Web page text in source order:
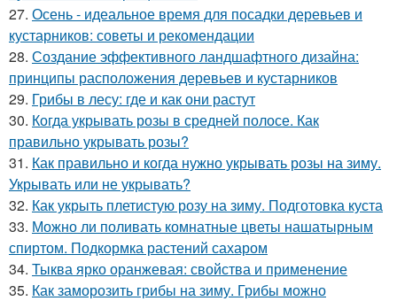
27. Осень - идеальное время для посадки деревьев и
кустарников: советы и рекомендации
28. Создание эффективного ландшафтного дизайна:
принципы расположения деревьев и кустарников
29. Грибы в лесу: где и как они растут
30. Когда укрывать розы в средней полосе. Как
правильно укрывать розы?
31. Как правильно и когда нужно укрывать розы на зиму.
Укрывать или не укрывать?
32. Как укрыть плетистую розу на зиму. Подготовка куста
33. Можно ли поливать комнатные цветы нашатырным
спиртом. Подкормка растений сахаром
34. Тыква ярко оранжевая: свойства и применение
35. Как заморозить грибы на зиму. Грибы можно